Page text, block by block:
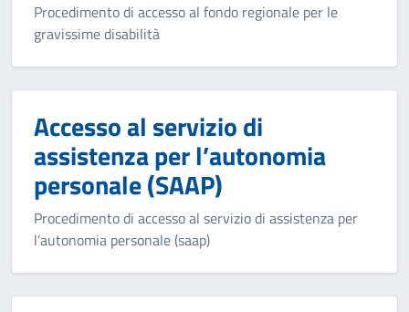
Procedimento di accesso al fondo regionale per le
gravissime disabilità
Accesso al servizio di
assistenza per l’autonomia
personale (SAAP)
Procedimento di accesso al servizio di assistenza per
l’autonomia personale (saap)